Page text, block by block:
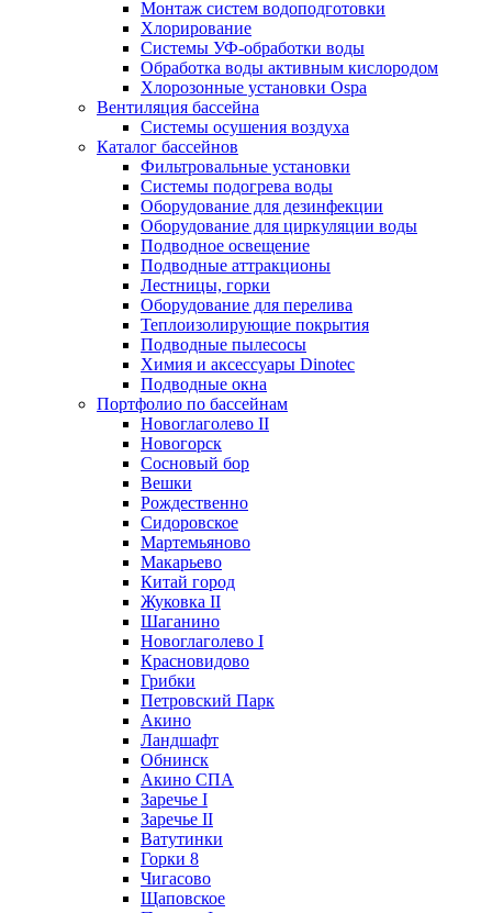
Монтаж систем водоподготовки
Хлорирование
Системы УФ-обработки воды
Обработка воды активным кислородом
Хлорозонные установки Ospa
Вентиляция бассейна
Системы осушения воздуха
Каталог бассейнов
Фильтровальные установки
Системы подогрева воды
Оборудование для дезинфекции
Оборудование для циркуляции воды
Подводное освещение
Подводные аттракционы
Лестницы, горки
Оборудование для перелива
Теплоизолирующие покрытия
Подводные пылесосы
Химия и аксессуары Dinotec
Подводные окна
Портфолио по бассейнам
Новоглаголево II
Новогорск
Сосновый бор
Вешки
Рождественно
Сидоровское
Мартемьяново
Макарьево
Китай город
Жуковка II
Шаганино
Новоглаголево I
Красновидово
Грибки
Петровский Парк
Акино
Ландшафт
Обнинск
Акино СПА
Заречье I
Заречье II
Ватутинки
Горки 8
Чигасово
Щаповское